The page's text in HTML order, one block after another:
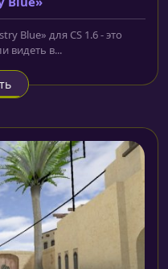
Blue» для CS 1.6 - это
видеть в...